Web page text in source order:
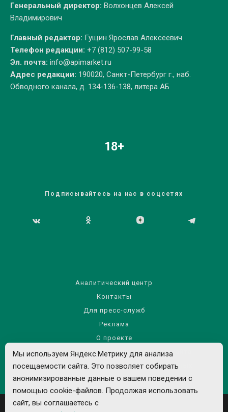
Генеральный директор: Волхонцев Алексей
Владимирович
Главный редактор: Гущин Ярослав Алексеевич
Телефон редакции: +7 (812) 507-99-58
Эл. почта: info@apimarket.ru
Адрес редакции: 190020, Санкт-Петербург г., наб.
Обводного канала, д. 134-136-138, литера АБ
18+
Подписывайтесь на нас в соцсетях
Аналитический центр
Контакты
Для пресс-служб
Реклама
О проекте
Правила использования материалов сайта
Политика обработки персональных данных
Мы используем Яндекс.Метрику для анализа
посещаемости сайта. Это позволяет собирать
анонимизированные данные о вашем поведении с
помощью cookie-файлов. Продолжая использовать
сайт, вы соглашаетесь с